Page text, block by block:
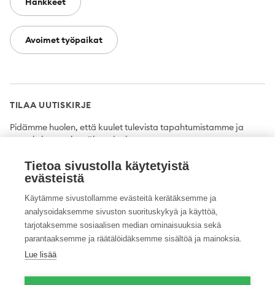
Avoimet työpaikat
TILAA UUTISKIRJE
Pidämme huolen, että kuulet tulevista tapahtumistamme ja
uutuuksista ensimmäisten joukossa.
Tilaa
Twitter FacebookYouTubeInstagramLinkedIn
Tietoa sivustolla käytetyistä
evästeistä
Käytämme sivustollamme evästeitä kerätäksemme ja
analysoidaksemme sivuston suorituskykyä ja käyttöä,
tarjotaksemme sosiaalisen median ominaisuuksia sekä
parantaaksemme ja räätälöidäksemme sisältöä ja mainoksia.
Lue lisää